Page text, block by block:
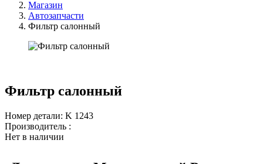
Магазин
Автозапчасти
Фильтр салонный
Фильтр салонный
Номер детали: K 1243
Производитель :
Нет в наличии